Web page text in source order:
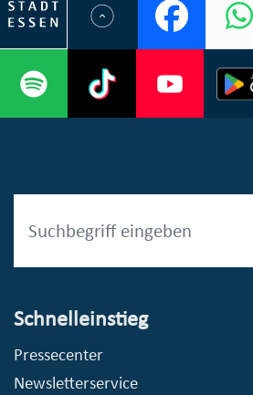
Schnelleinstieg
Pressecenter
Newsletterservice